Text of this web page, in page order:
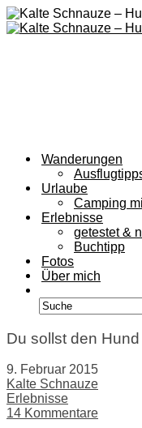
Wanderungen
Urlaube
Camping
Erlebnisse
getestet &
Buchtipp
Fotos
Über mich
Du sollst den
9. Februar 2015
Kalte Schnauze
Erlebnisse
14 Kommentare